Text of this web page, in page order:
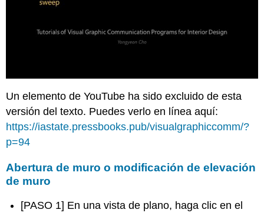
Un elemento de YouTube ha sido excluido de esta
versión del texto. Puedes verlo en línea aquí:
https://iastate.pressbooks.pub/visualgraphiccomm/?
p=94
Abertura de muro o modificación de elevación
de muro
[PASO 1] En una vista de plano, haga clic en el